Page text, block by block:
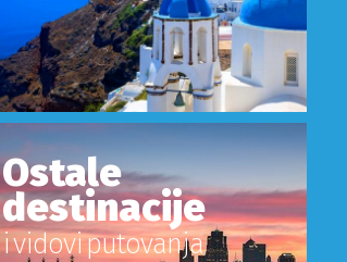
Ostale
destinacije
i vidovi putovanja